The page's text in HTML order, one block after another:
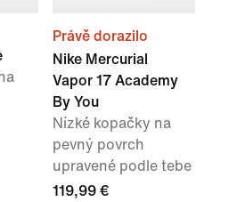
Právě dorazilo
Nike Mercurial
Vapor 17 Academy
By You
Nízké kopačky na
pevný povrch
upravené podle tebe
119,99 €